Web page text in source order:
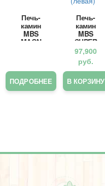
Печь-
камин
MBS
MAGN
(MBG-
4)
ПОДРОБНЕЕ
Печь-
камин
MBS
SUPER
TERMO
MAGN
UM
STONE
(с
камнем
97,900
руб.
В КОРЗИНУ